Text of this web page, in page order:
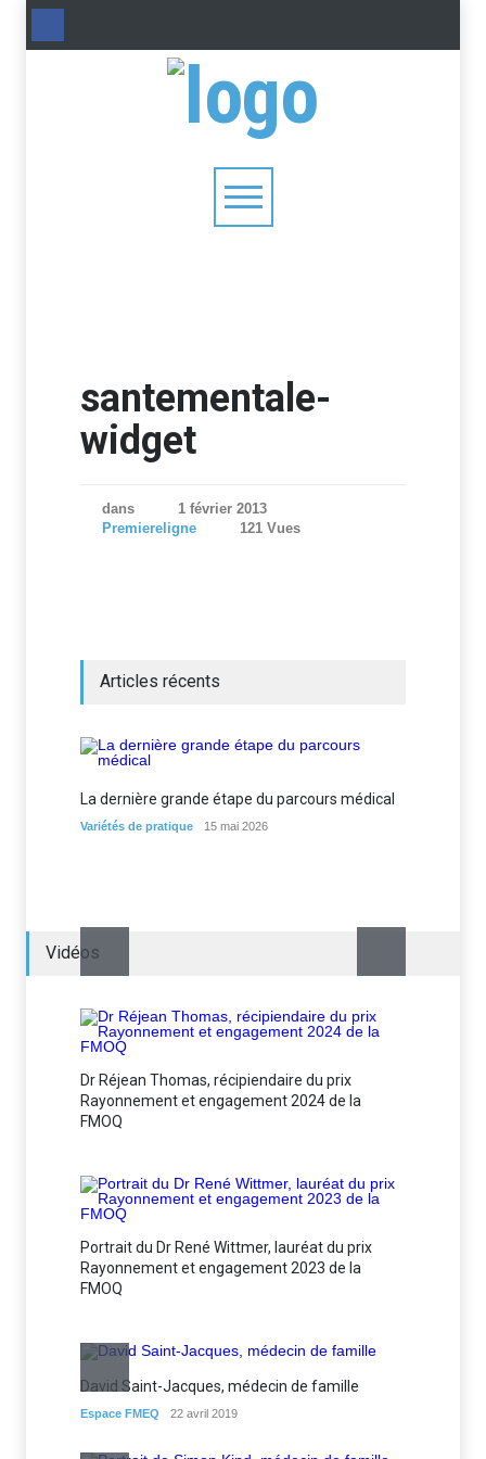
santementale-
widget
dans
1 février 2013
Premiereligne
121 Vues
Articles récents
La dernière grande étape du parcours médical
Variétés de pratique 15 mai 2026
Vidéos
Dr Réjean Thomas, récipiendaire du prix
Rayonnement et engagement 2024 de la
FMOQ
Portrait du Dr René Wittmer, lauréat du prix
Rayonnement et engagement 2023 de la
FMOQ
David Saint-Jacques, médecin de famille
Espace FMEQ 22 avril 2019